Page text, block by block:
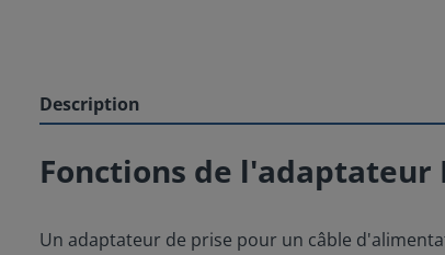
Description
Fonctions de l'adaptateur
Un adaptateur de prise pour un câble